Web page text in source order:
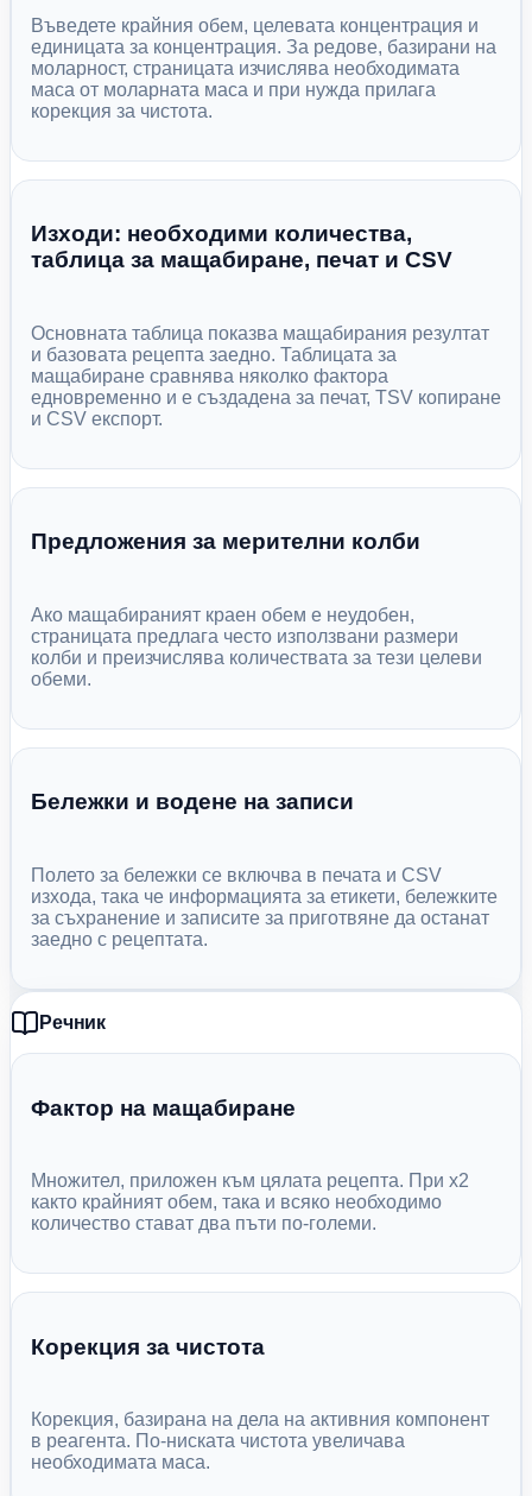
Въведете крайния обем, целевата концентрация и
единицата за концентрация. За редове, базирани на
моларност, страницата изчислява необходимата
маса от моларната маса и при нужда прилага
корекция за чистота.
Изходи: необходими количества,
таблица за мащабиране, печат и CSV
Основната таблица показва мащабирания резултат
и базовата рецепта заедно. Таблицата за
мащабиране сравнява няколко фактора
едновременно и е създадена за печат, TSV копиране
и CSV експорт.
Предложения за мерителни колби
Ако мащабираният краен обем е неудобен,
страницата предлага често използвани размери
колби и преизчислява количествата за тези целеви
обеми.
Бележки и водене на записи
Полето за бележки се включва в печата и CSV
изхода, така че информацията за етикети, бележките
за съхранение и записите за приготвяне да останат
заедно с рецептата.
Речник
Фактор на мащабиране
Множител, приложен към цялата рецепта. При x2
както крайният обем, така и всяко необходимо
количество стават два пъти по-големи.
Корекция за чистота
Корекция, базирана на дела на активния компонент
в реагента. По-ниската чистота увеличава
необходимата маса.